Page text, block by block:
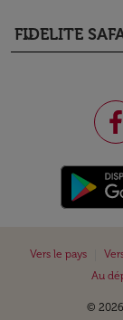
FIDELITE
keyboard_arrow_down
Vers le pays
Au
© 2026